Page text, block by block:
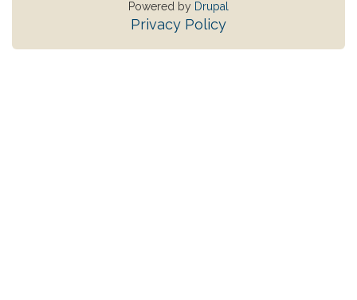
Powered by Drupal
Privacy Policy